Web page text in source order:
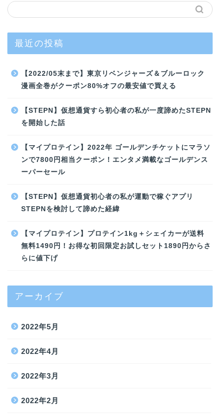
最近の投稿
【2022/05末まで】東京リベンジャーズ＆ブルーロック
漫画全巻がクーポン80%オフの最安値で買える
【STEPN】仮想通貨すら初心者の私が一度諦めたSTEPN
を開始した話
【マイプロテイン】2022年 ゴールデンチケットにマラソ
ンで7800円相当クーポン！エンタメ満載なゴールデンス
ーパーセール
【STEPN】仮想通貨初心者の私が運動で稼ぐアプリ
STEPNを検討して諦めた経緯
【マイプロテイン】プロテイン1kg＋シェイカーが送料
無料1490円！お得な初回限定お試しセット1890円からさ
らに値下げ
アーカイブ
2022年5月
2022年4月
2022年3月
2022年2月